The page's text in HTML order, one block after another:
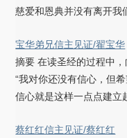
慈爱和恩典并没有离开我
宝华弟兄信主见证/翟宝华
摘要 在读圣经的过程中
“我对你还没有信心，但
信心就是这样一点点建立
蔡红红信主见证/蔡红红